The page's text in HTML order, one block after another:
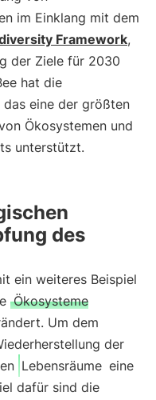
im Einklang mit dem
Framework,
der Ziele für 2030
hat die
das eine der größten
Ökosystemen und
unterstützt.
des
ein weiteres Beispiel
Ökosysteme
Um dem
der
Lebensräume eine
dafür sind die